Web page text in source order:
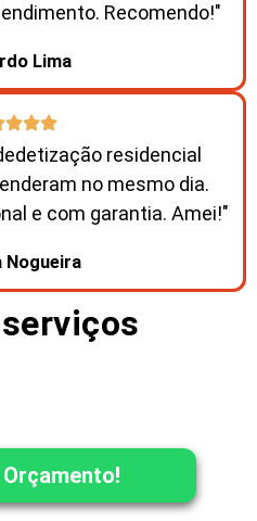
Recomendo!"
Lima
residencial
no mesmo dia.
e com garantia. Amei!"
Nogueira